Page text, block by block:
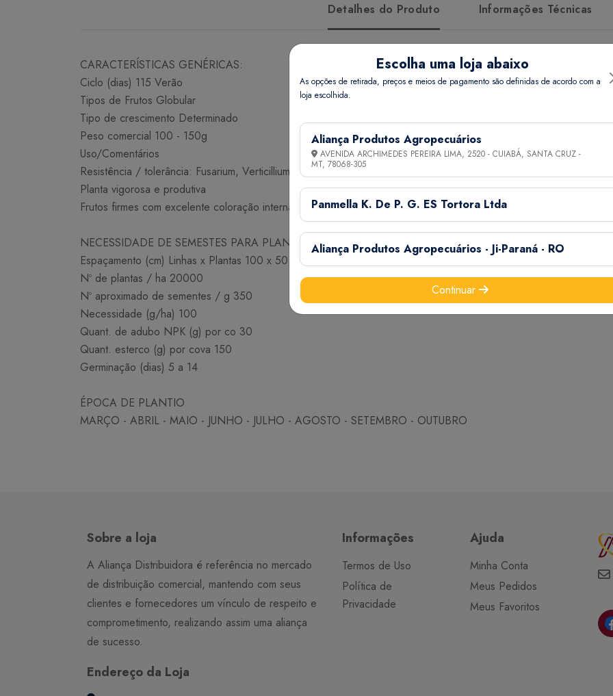
Detalhes do Produto Informações Técnicas
CARACTERÍSTICAS GENÉRICAS:
Ciclo (dias) 115 Verão
Tipos de Frutos Globular
Tipo de crescimento Determinado
Peso comercial 100 - 150g
Uso/Comentários
Resistência / tolerância: Fusarium, Verticillium, Nematóide e Rachadura dos frutos ou Cracking
Planta vigorosa e produtiva
Frutos firmes com excelente coloração interna e externa
NECESSIDADE DE SEMESTES PARA PLANTIO
Espaçamento (cm) Linhas x Plantas 100 x 50
Nº de plantas / ha 20000
Nº aproximado de sementes / g 350
Necessidade (g/ha) 100
Quant. de adubo NPK (g) por co 30
Quant. esterco (g) por cova 150
Germinação (dias) 5 a 14
ÉPOCA DE PLANTIO
MARÇO - ABRIL - MAIO - JUNHO - JULHO - AGOSTO - SETEMBRO - OUTUBRO
Sobre a loja
A Aliança Distribuidora é referência no mercado
de distribuição comercial, mantendo com seus
clientes e fornecedores um vínculo de respeito e
comprometimento, realizando assim uma aliança
de sucesso.
Endereço da Loja
Informações
Termos de Uso
Política de
Privacidade
Ajuda
Minha Conta
Meus Pedidos
Meus Favoritos
Escolha uma loja abaixo
As opções de retirada, preços e meios de pagamento são definidas de acordo com a
loja escolhida.
Aliança Produtos Agropecuários
AVENIDA ARCHIMEDES PEREIRA LIMA, 2520 - CUIABÁ, SANTA CRUZ -
MT, 78068-305
Panmella K. De P. G. ES Tortora Ltda
Aliança Produtos Agropecuários - Ji-Paraná - RO
Continuar